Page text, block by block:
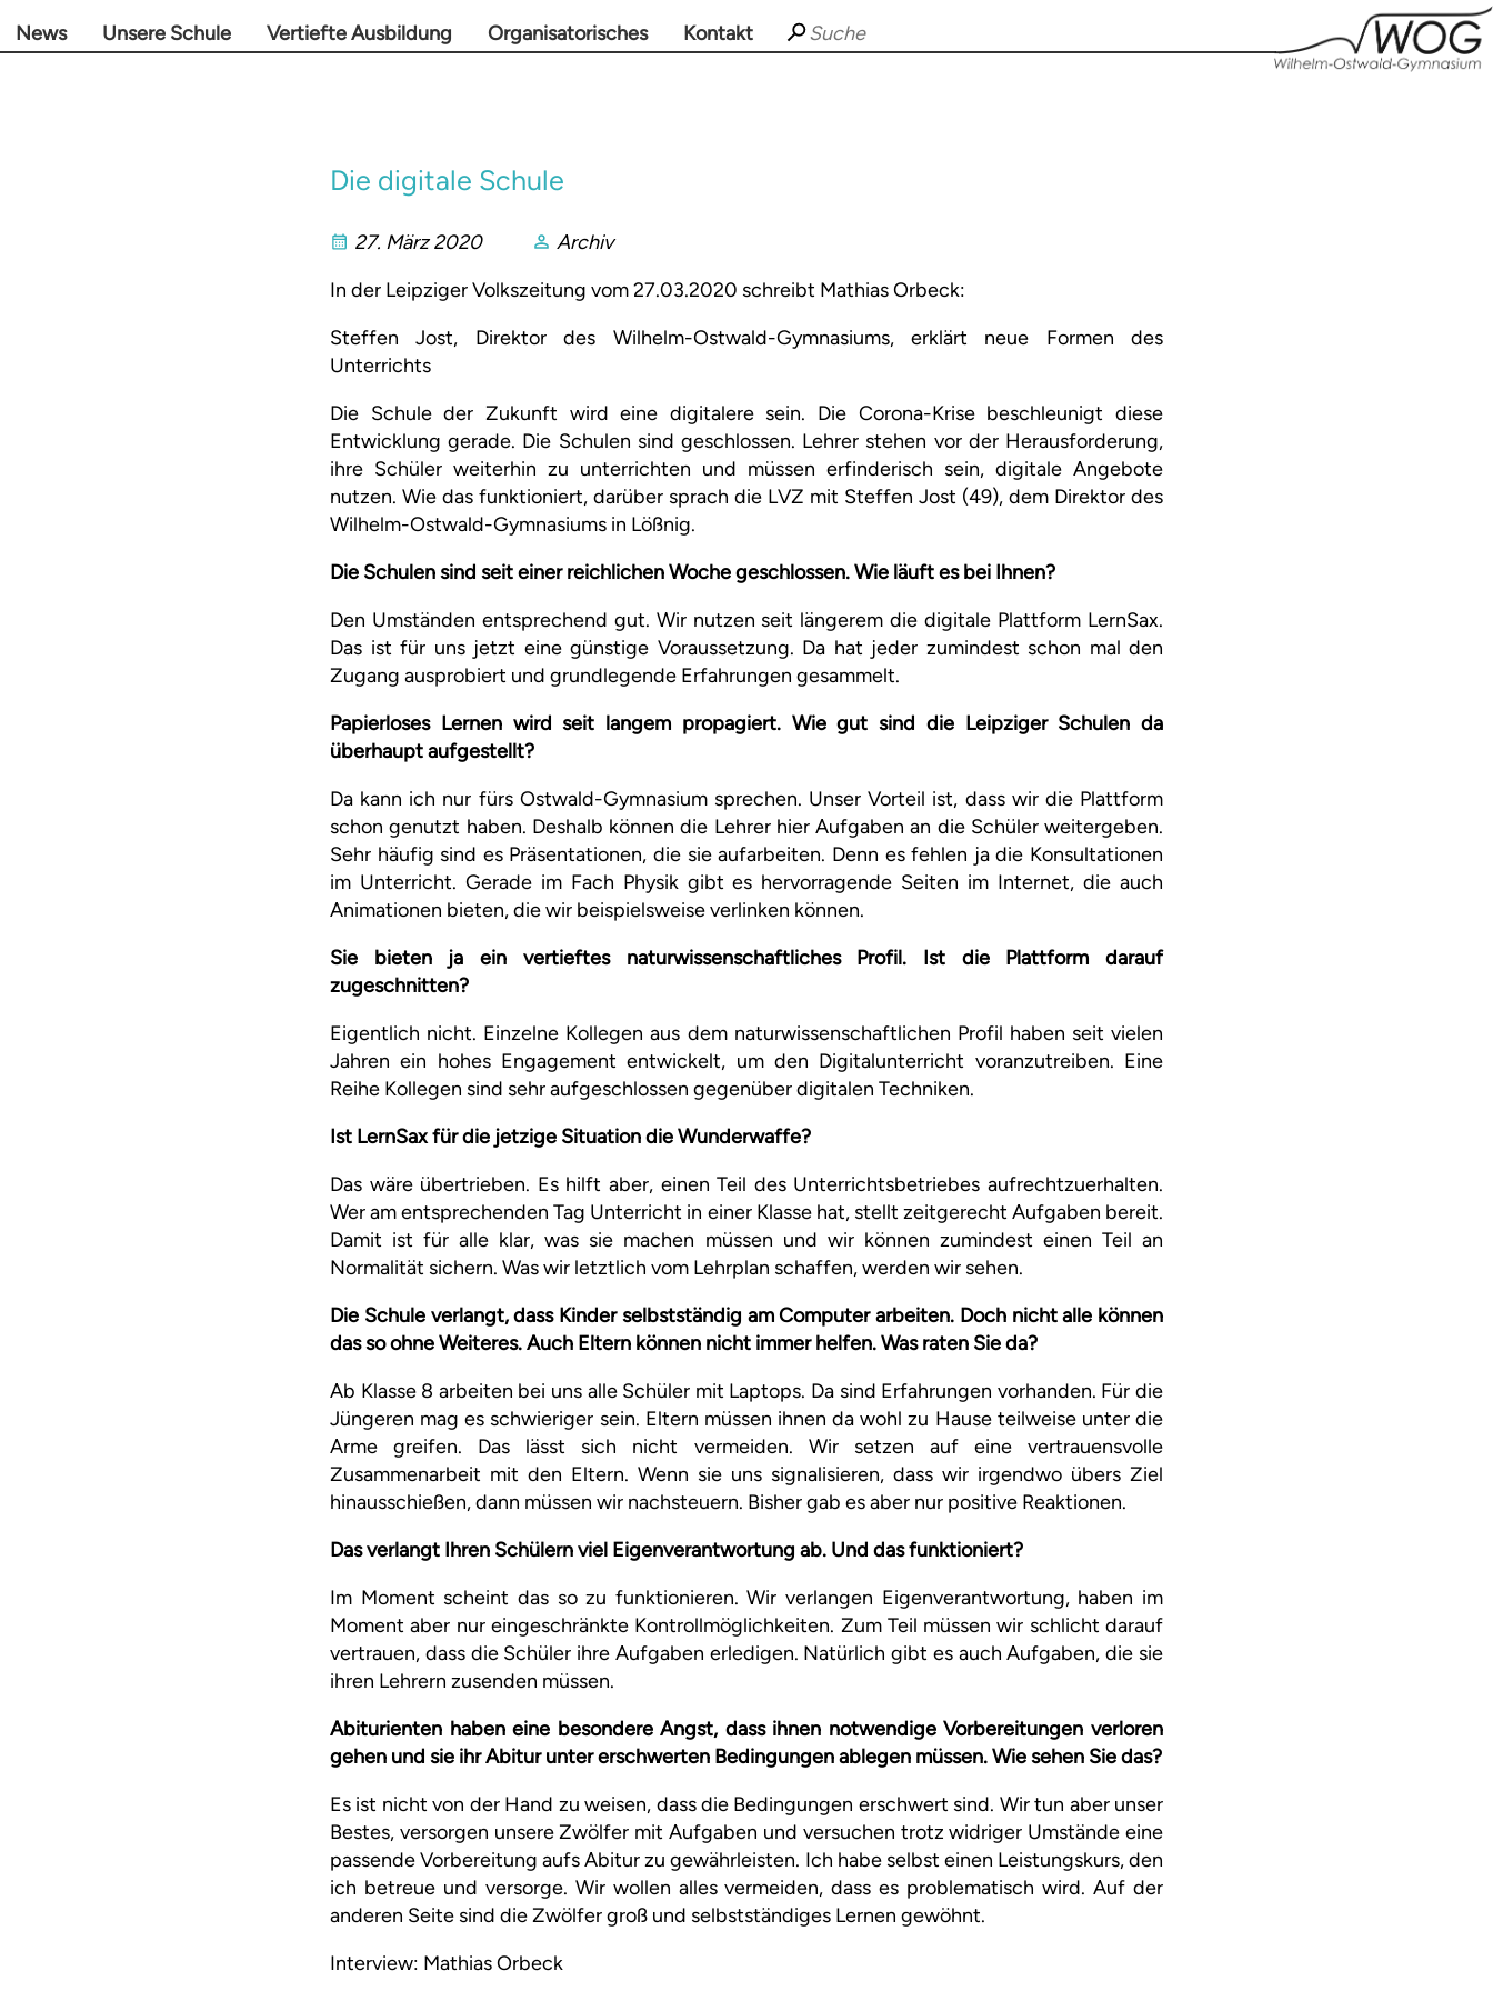
News Unsere Schule Vertiefte Ausbildung Organisatorisches Kontakt
Die digitale Schule
27. März 2020
Archiv
In der Leipziger Volkszeitung vom 27.03.2020 schreibt Mathias Orbeck:
Steffen Jost, Direktor des Wilhelm-Ostwald-Gymnasiums, erklärt neue Formen des
Unterrichts
Die Schule der Zukunft wird eine digitalere sein. Die Corona-Krise beschleunigt diese
Entwicklung gerade. Die Schulen sind geschlossen. Lehrer stehen vor der Herausforderung,
ihre Schüler weiterhin zu unterrichten und müssen erfinderisch sein, digitale Angebote
nutzen. Wie das funktioniert, darüber sprach die LVZ mit Steffen Jost (49), dem Direktor des
Wilhelm-Ostwald-Gymnasiums in Lößnig.
Die Schulen sind seit einer reichlichen Woche geschlossen. Wie läuft es bei Ihnen?
Den Umständen entsprechend gut. Wir nutzen seit längerem die digitale Plattform LernSax.
Das ist für uns jetzt eine günstige Voraussetzung. Da hat jeder zumindest schon mal den
Zugang ausprobiert und grundlegende Erfahrungen gesammelt.
Papierloses Lernen wird seit langem propagiert. Wie gut sind die Leipziger Schulen da
überhaupt aufgestellt?
Da kann ich nur fürs Ostwald-Gymnasium sprechen. Unser Vorteil ist, dass wir die Plattform
schon genutzt haben. Deshalb können die Lehrer hier Aufgaben an die Schüler weitergeben.
Sehr häufig sind es Präsentationen, die sie aufarbeiten. Denn es fehlen ja die Konsultationen
im Unterricht. Gerade im Fach Physik gibt es hervorragende Seiten im Internet, die auch
Animationen bieten, die wir beispielsweise verlinken können.
Sie bieten ja ein vertieftes naturwissenschaftliches Profil. Ist die Plattform darauf
zugeschnitten?
Eigentlich nicht. Einzelne Kollegen aus dem naturwissenschaftlichen Profil haben seit vielen
Jahren ein hohes Engagement entwickelt, um den Digitalunterricht voranzutreiben. Eine
Reihe Kollegen sind sehr aufgeschlossen gegenüber digitalen Techniken.
Ist LernSax für die jetzige Situation die Wunderwaffe?
Das wäre übertrieben. Es hilft aber, einen Teil des Unterrichtsbetriebes aufrechtzuerhalten.
Wer am entsprechenden Tag Unterricht in einer Klasse hat, stellt zeitgerecht Aufgaben bereit.
Damit ist für alle klar, was sie machen müssen und wir können zumindest einen Teil an
Normalität sichern. Was wir letztlich vom Lehrplan schaffen, werden wir sehen.
Die Schule verlangt, dass Kinder selbstständig am Computer arbeiten. Doch nicht alle können
das so ohne Weiteres. Auch Eltern können nicht immer helfen. Was raten Sie da?
Ab Klasse 8 arbeiten bei uns alle Schüler mit Laptops. Da sind Erfahrungen vorhanden. Für die
Jüngeren mag es schwieriger sein. Eltern müssen ihnen da wohl zu Hause teilweise unter die
Arme greifen. Das lässt sich nicht vermeiden. Wir setzen auf eine vertrauensvolle
Zusammenarbeit mit den Eltern. Wenn sie uns signalisieren, dass wir irgendwo übers Ziel
hinausschießen, dann müssen wir nachsteuern. Bisher gab es aber nur positive Reaktionen.
Das verlangt Ihren Schülern viel Eigenverantwortung ab. Und das funktioniert?
Im Moment scheint das so zu funktionieren. Wir verlangen Eigenverantwortung, haben im
Moment aber nur eingeschränkte Kontrollmöglichkeiten. Zum Teil müssen wir schlicht darauf
vertrauen, dass die Schüler ihre Aufgaben erledigen. Natürlich gibt es auch Aufgaben, die sie
ihren Lehrern zusenden müssen.
Abiturienten haben eine besondere Angst, dass ihnen notwendige Vorbereitungen verloren
gehen und sie ihr Abitur unter erschwerten Bedingungen ablegen müssen. Wie sehen Sie das?
Es ist nicht von der Hand zu weisen, dass die Bedingungen erschwert sind. Wir tun aber unser
Bestes, versorgen unsere Zwölfer mit Aufgaben und versuchen trotz widriger Umstände eine
passende Vorbereitung aufs Abitur zu gewährleisten. Ich habe selbst einen Leistungskurs, den
ich betreue und versorge. Wir wollen alles vermeiden, dass es problematisch wird. Auf der
anderen Seite sind die Zwölfer groß und selbstständiges Lernen gewöhnt.
Interview: Mathias Orbeck